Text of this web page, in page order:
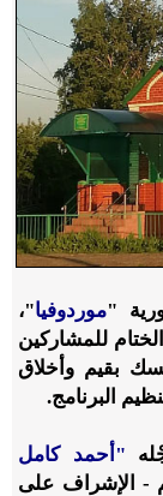
"موردوفيا"،
للمشاركين
بقيم وأخلاق
البرنامج.
"أحمد كامل
- الإشراف على